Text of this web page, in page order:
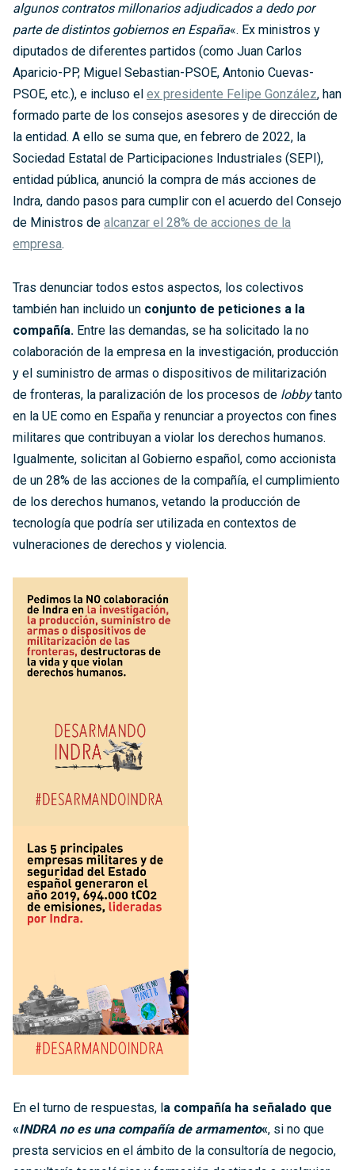
algunos contratos millonarios adjudicados a dedo por
parte de distintos gobiernos en España«. Ex ministros y
diputados de diferentes partidos (como Juan Carlos
Aparicio-PP, Miguel Sebastian-PSOE, Antonio Cuevas-
PSOE, etc.), e incluso el ex presidente Felipe González, han
formado parte de los consejos asesores y de dirección de
la entidad. A ello se suma que, en febrero de 2022, la
Sociedad Estatal de Participaciones Industriales (SEPI),
entidad pública, anunció la compra de más acciones de
Indra, dando pasos para cumplir con el acuerdo del Consejo
de Ministros de alcanzar el 28% de acciones de la
empresa.
Tras denunciar todos estos aspectos, los colectivos
también han incluido un conjunto de peticiones a la
compañía. Entre las demandas, se ha solicitado la no
colaboración de la empresa en la investigación, producción
y el suministro de armas o dispositivos de militarización
de fronteras, la paralización de los procesos de lobbytanto
en la UE como en España y renunciar a proyectos con fines
militares que contribuyan a violar los derechos humanos.
Igualmente, solicitan al Gobierno español, como accionista
de un 28% de las acciones de la compañía, el cumplimiento
de los derechos humanos, vetando la producción de
tecnología que podría ser utilizada en contextos de
vulneraciones de derechos y violencia.
En el turno de respuestas, la compañía ha señalado que
«INDRA no es una compañía de armamento«, si no que
presta servicios en el ámbito de la consultoría de negocio,